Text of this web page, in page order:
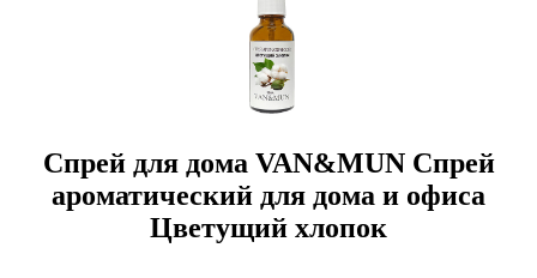
Спрей для дома VAN&MUN Спрей
ароматический для дома и офиса
Цветущий хлопок